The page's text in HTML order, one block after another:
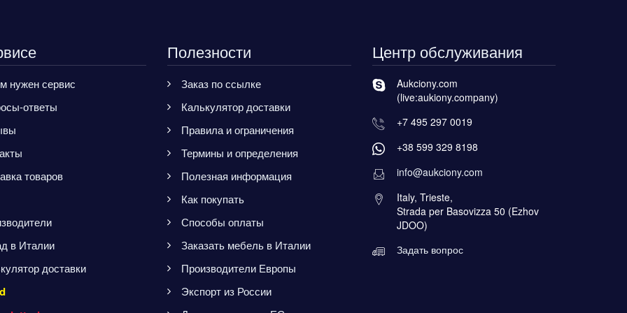
нужен сервис
ответы
товаров
в Италии
доставки
Полезности
Заказ по ссылке
Калькулятор доставки
Правила и ограничения
Термины и определения
Полезная информация
Как покупать
Способы оплаты
Заказать мебель в Италии
Производители Европы
Экспорт из России
Центр обслуживания
Aukciony.com
(live:aukiony.company)
+7 495 297 0019
+38 599 329 8198
info@aukciony.com
Italy, Trieste,
Strada per Basovizza 50 (Ezhov
JDOO)
Задать вопрос